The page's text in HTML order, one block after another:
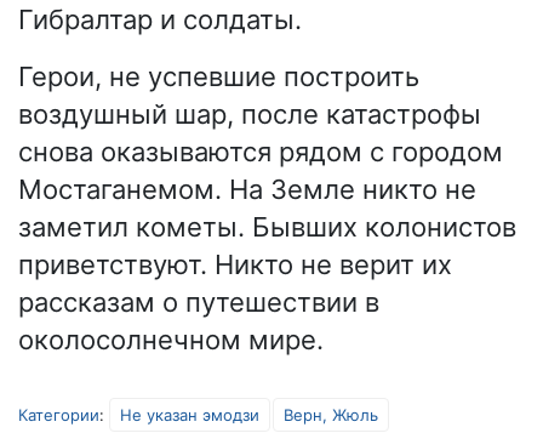
Гибралтар и солдаты.
Герои, не успевшие построить
воздушный шар, после катастрофы
снова оказываются рядом с городом
Мостаганемом. На Земле никто не
заметил кометы. Бывших колонистов
приветствуют. Никто не верит их
рассказам о путешествии в
околосолнечном мире.
Категории: Не указан эмодзи Верн, Жюль